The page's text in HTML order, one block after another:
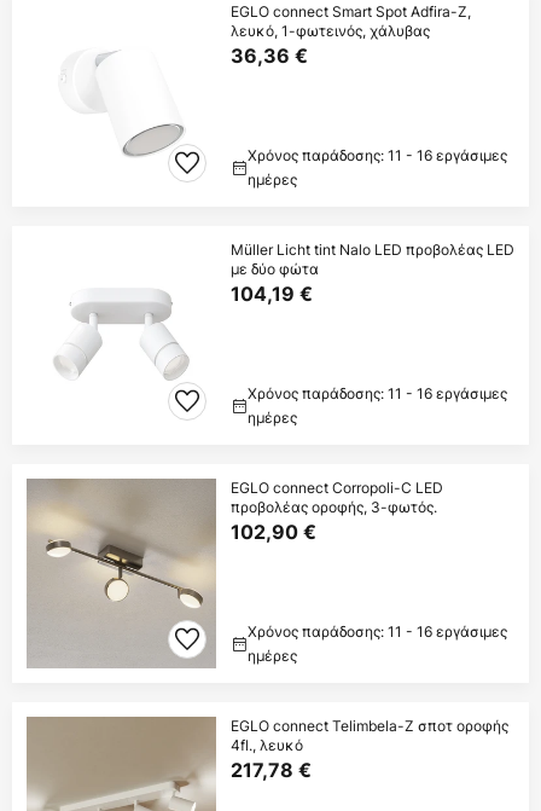
EGLO connect Smart Spot Adfira-Z,
λευκό, 1-φωτεινός, χάλυβας
36,36 €
Χρόνος παράδοσης: 11 - 16 εργάσιμες
ημέρες
Müller Licht tint Nalo LED προβολέας LED
με δύο φώτα
104,19 €
Χρόνος παράδοσης: 11 - 16 εργάσιμες
ημέρες
EGLO connect Corropoli-C LED
προβολέας οροφής, 3-φωτός.
102,90 €
Χρόνος παράδοσης: 11 - 16 εργάσιμες
ημέρες
EGLO connect Telimbela-Z σποτ οροφής
4fl., λευκό
217,78 €